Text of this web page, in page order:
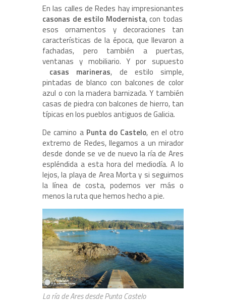
En las calles de Redes hay impresionantes
casonas de estilo Modernista, con todas
esos ornamentos y decoraciones tan
características de la época, que llevaron a
fachadas, pero también a puertas,
ventanas y mobiliario. Y por supuesto
casas marineras, de estilo simple,
pintadas de blanco con balcones de color
azul o con la madera barnizada. Y también
casas de piedra con balcones de hierro, tan
típicas en los pueblos antiguos de Galicia.
De camino a Punta do Castelo, en el otro
extremo de Redes, llegamos a un mirador
desde donde se ve de nuevo la ría de Ares
espléndida a esta hora del mediodía. A lo
lejos, la playa de Area Morta y si seguimos
la línea de costa, podemos ver más o
menos la ruta que hemos hecho a pie.
La ría de Ares desde Punta Castelo